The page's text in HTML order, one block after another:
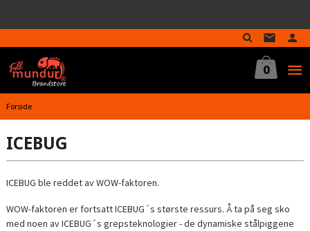
innholdet
0
Forside
ICEBUG
ICEBUG ble reddet av WOW-faktoren.
WOW-faktoren er fortsatt ICEBUG´s største ressurs. Å ta på seg sko
med noen av ICEBUG´s grepsteknologier - de dynamiske stålpiggene